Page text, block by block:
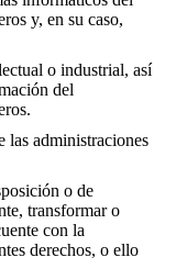
y, en su caso,
o industrial, así
del
las administraciones
o de
transformar o
con la
derechos, o ello